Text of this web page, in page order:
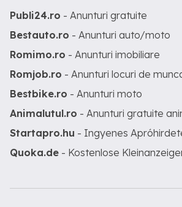
Publi24.ro - Anunturi gratuite
Bestauto.ro - Anunturi auto/moto
Romimo.ro - Anunturi imobiliare
Romjob.ro - Anunturi locuri de
Bestbike.ro - Anunturi moto
Animalutul.ro - Anunturi gratuite
Startapro.hu - Ingyenes
Quoka.de - Kostenlose